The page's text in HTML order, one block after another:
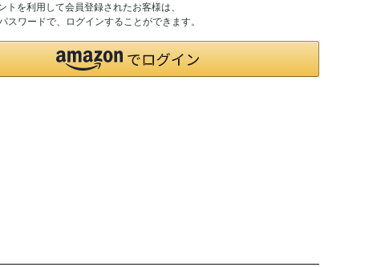
トを利用して会員登録されたお客様は、
スワードで、ログインすることができます。